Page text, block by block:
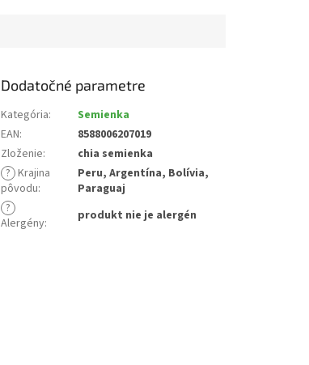
Dodatočné parametre
Kategória:
Semienka
EAN:
8588006207019
Zloženie:
chia semienka
? Krajina
pôvodu:
Peru, Argentína, Bolívia,
Paraguaj
?
Alergény: produkt nie je alergén